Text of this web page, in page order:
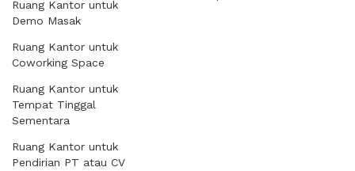
Ruang Kantor untuk
Demo Masak
Ruang Kantor untuk
Coworking Space
Ruang Kantor untuk
Tempat Tinggal
Sementara
Ruang Kantor untuk
Pendirian PT atau CV